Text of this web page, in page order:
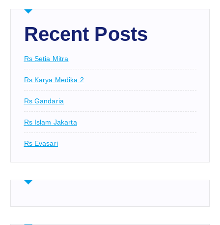
Recent Posts
Rs Setia Mitra
Rs Karya Medika 2
Rs Gandaria
Rs Islam Jakarta
Rs Evasari